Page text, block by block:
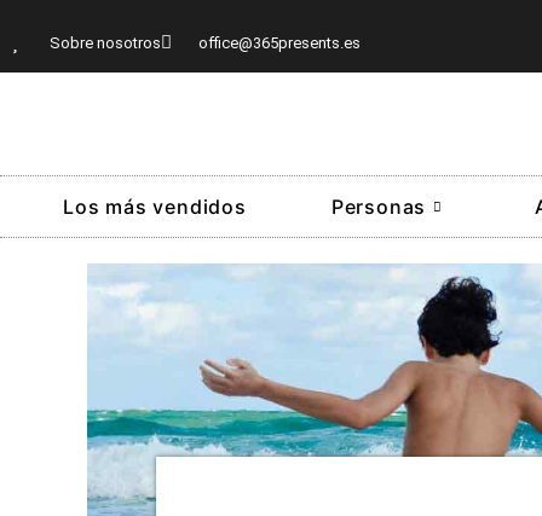
Sobre nosotros office@365presents.es
Los más vendidos Personas